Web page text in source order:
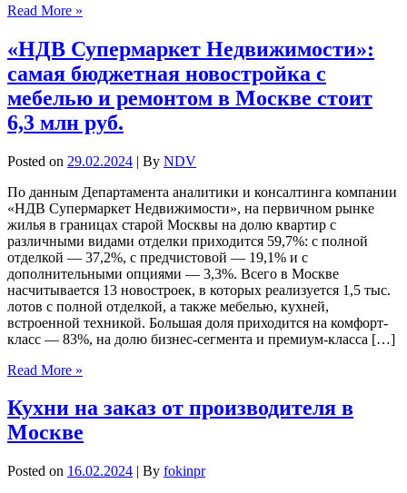
Read More »
«НДВ Супермаркет Недвижимости»:
самая бюджетная новостройка с
мебелью и ремонтом в Москве стоит
6,3 млн руб.
Posted on 29.02.2024 | By NDV
По данным Департамента аналитики и консалтинга компании
«НДВ Супермаркет Недвижимости», на первичном рынке
жилья в границах старой Москвы на долю квартир с
различными видами отделки приходится 59,7%: с полной
отделкой — 37,2%, с предчистовой — 19,1% и с
дополнительными опциями — 3,3%. Всего в Москве
насчитывается 13 новостроек, в которых реализуется 1,5 тыс.
лотов с полной отделкой, а также мебелью, кухней,
встроенной техникой. Большая доля приходится на комфорт-
класс — 83%, на долю бизнес-сегмента и премиум-класса […]
Read More »
Кухни на заказ от производителя в
Москве
Posted on 16.02.2024 | By fokinpr